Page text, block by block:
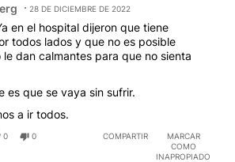
28 DE DICIEMBRE DE 2022
en el hospital dijeron que tiene
todos lados y que no es posible
le dan calmantes para que no sienta
es que se vaya sin sufrir.
a ir todos.
0 0 COMPARTIR
MARCAR
COMO
INAPROPIADO